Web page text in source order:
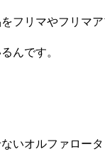
フリマやフリマ
んです。
いオルファロー